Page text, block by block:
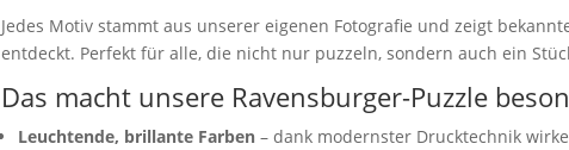
Jedes Motiv stammt aus unserer eigenen Fotografie und zeigt
entdeckt. Perfekt für alle, die nicht nur puzzeln, sondern auch ein
Das macht unsere Ravensburger-Puzzle
Leuchtende, brillante Farben – dank modernster Drucktechnik